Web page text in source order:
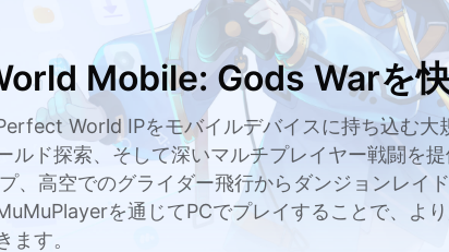
Mobile: Gods Warを
World IPをモバイルデバイスに持ち込む大
ド探索、そして深いマルチプレイヤー戦闘を
、高空でのグライダー飛行からダンジョンレイ
を通じてPCでプレイすることで、よ
す。